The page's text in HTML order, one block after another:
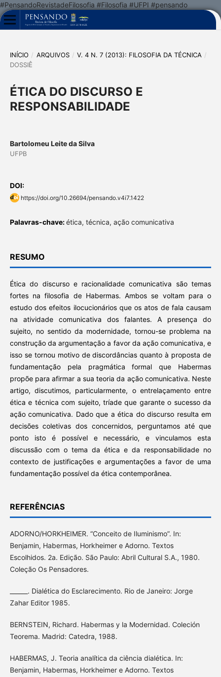
#PensandoRevistadeFilosofia #Filosofia #UFPI #pensando
INÍCIO / ARQUIVOS / V. 4 N. 7 (2013): FILOSOFIA DA TÉCNICA /
DOSSIÊ
ÉTICA DO DISCURSO E
RESPONSABILIDADE
Bartolomeu Leite da Silva
UFPB
DOI:
https://doi.org/10.26694/pensando.v4i7.1422
Palavras-chave:ética, técnica, ação comunicativa
RESUMO
Ética do discurso e racionalidade comunicativa são temas
fortes na filosofia de Habermas. Ambos se voltam para o
estudo dos efeitos ilocucionários que os atos de fala causam
na atividade comunicativa dos falantes. A presença do
sujeito, no sentido da modernidade, tornou-se problema na
construção da argumentação a favor da ação comunicativa, e
isso se tornou motivo de discordâncias quanto à proposta de
fundamentação pela pragmática formal que Habermas
propõe para afirmar a sua teoria da ação comunicativa. Neste
artigo, discutimos, particularmente, o entrelaçamento entre
ética e técnica com sujeito, tríade que garante o sucesso da
ação comunicativa. Dado que a ética do discurso resulta em
decisões coletivas dos concernidos, perguntamos até que
ponto isto é possível e necessário, e vinculamos esta
discussão com o tema da ética e da responsabilidade no
contexto de justificações e argumentações a favor de uma
fundamentação possível da ética contemporânea.
REFERÊNCIAS
ADORNO/HORKHEIMER. “Conceito de Iluminismo”. In:
Benjamin, Habermas, Horkheimer e Adorno. Textos
Escolhidos. 2a. Edição. São Paulo: Abril Cultural S.A., 1980.
Coleção Os Pensadores.
______. Dialética do Esclarecimento. Rio de Janeiro: Jorge
Zahar Editor 1985.
BERNSTEIN, Richard. Habermas y la Modernidad. Coleción
Teorema. Madrid: Catedra, 1988.
HABERMAS, J. Teoria analítica da ciência dialética. In:
Benjamin, Habermas, Horkheimer e Adorno. Textos